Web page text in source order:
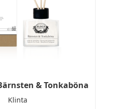
& Tonkaböna
Klinta